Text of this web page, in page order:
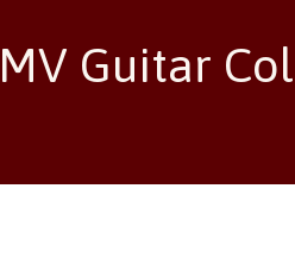
MV Guitar